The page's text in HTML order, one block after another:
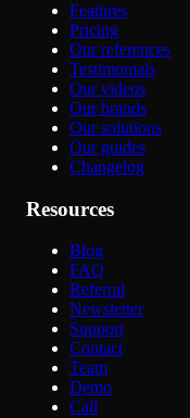
Features
Pricing
Our references
Testimonials
Our videos
Our brands
Our solutions
Our guides
Changelog
Resources
Blog
FAQ
Referral
Newsletter
Support
Contact
Team
Demo
Call